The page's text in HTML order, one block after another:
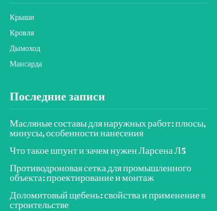
Крыши
Кровля
Дымоход
Мансарда
Последние записи
Масляные составы для наружных работ: плюсы,
минусы, особенности нанесения
Что такое шпунт и зачем нужен Ларсена Л5
Противодроновая сетка для промышленного
объекта: проектирование и монтаж
Доломитовый щебень: свойства и применение в
строительстве